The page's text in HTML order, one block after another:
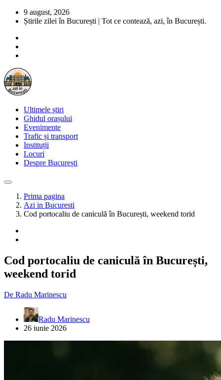
9 august, 2026
Știrile zilei în București | Tot ce contează, azi, în București.
Ultimele știri
Ghidul orașului
Evenimente
Trafic și transport
Instituții
Locuri
Despre București
Prima pagina
Azi in Bucuresti
Cod portocaliu de caniculă în București, weekend torid
Cod portocaliu de caniculă în București,
weekend torid
De Radu Marinescu
Radu Marinescu
26 iunie 2026